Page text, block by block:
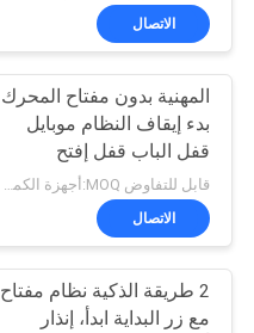
الاتصال
المهنية بدون مفتاح المحرك
بدء إيقاف النظام موبايل
قفل الباب قفل إفتح
الاتصال
2 طريقة الذكية نظام مفتاح
مع زر البداية ابدأ، إنذار